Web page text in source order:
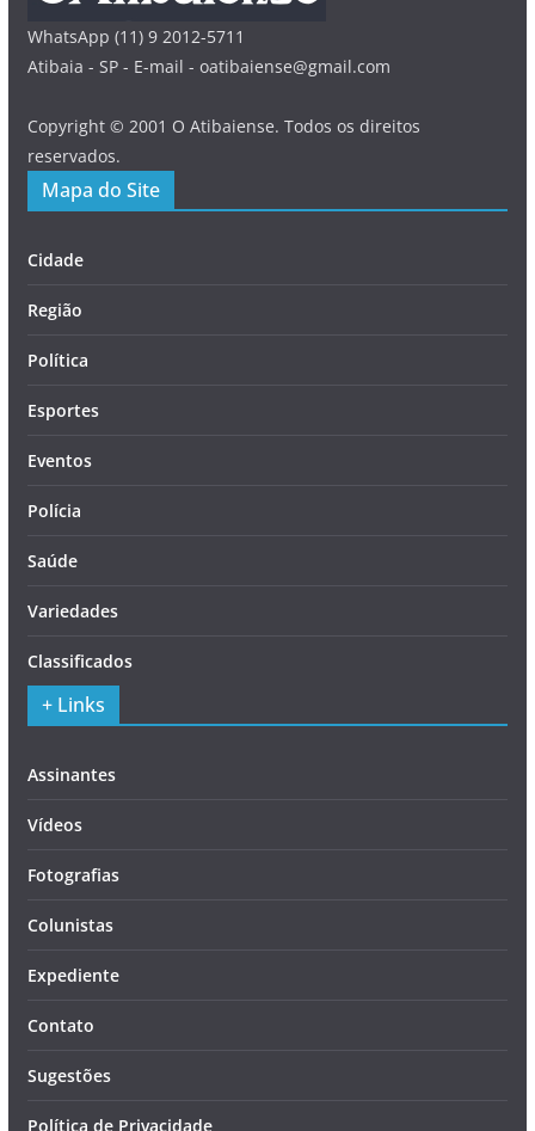
WhatsApp (11) 9 2012-5711
Atibaia - SP - E-mail - oatibaiense@gmail.com
Copyright © 2001 O Atibaiense. Todos os direitos
reservados.
Mapa do Site
Cidade
Região
Política
Esportes
Eventos
Polícia
Saúde
Variedades
Classificados
+ Links
Assinantes
Vídeos
Fotografias
Colunistas
Expediente
Contato
Sugestões
Política de Privacidade